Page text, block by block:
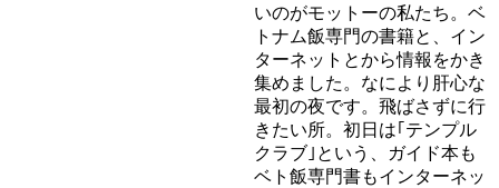
いのがモットーの私たち。ベ
トナム飯専門の書籍と、イン
ターネットとから情報をかき
集めました。なにより肝心な
最初の夜です。飛ばさずに行
きたい所。初日は｢テンプル
クラブ｣という、ガイド本も
ベト飯専門書もインターネッ